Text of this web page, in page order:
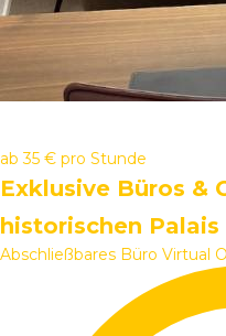
ab 35 € pro Stunde
Exklusive Büros &
historischen
Abschließbares Büro Virtual